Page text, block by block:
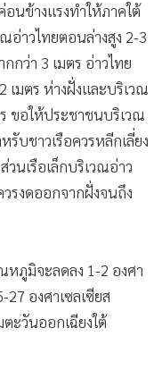
นข้างแรงทำให้ภาคใต้
าวไทยตอนล่างสูง 2-3
กว่า 3 เมตร อ่าวไทย
มตร ห่างฝั่งและบริเวณ
ขอให้ประชาชนบริเวณ
บชาวเรือควรหลีกเลี่ยง
นเรือเล็กบริเวณอ่าว
รงดออกจากฝั่งจนถึง
ภูมิจะลดลง 1-2 องศา
องศาเซลเซียส
ะวันออกเฉียงใต้